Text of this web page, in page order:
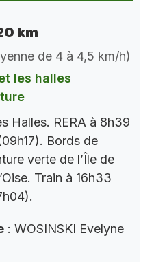
km
de 4 à 4,5 km/h)
les halles
Halles. RERA à 8h39
Bords de
verte de l’Île de
Train à 16h33
: WOSINSKI Evelyne